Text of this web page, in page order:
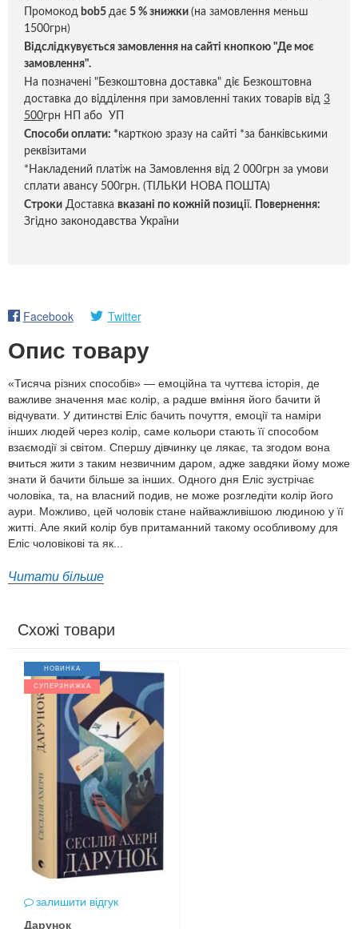
Промокод bob5 дає 5 % знижки (на замовлення меньш
1500грн)
Відслідкувується замовлення на сайті кнопкою "Де моє
замовлення".
На позначені "Безкоштовна доставка" діє Безкоштовна
доставка до відділення при замовленні таких товарів від 3
500грн НП або УП
Способи оплати: *карткою зразу на сайті *за банківськими
реквізитами
*Накладений платіж на Замовлення від 2 000грн за умови
сплати авансу 500грн. (ТІЛЬКИ НОВА ПОШТА)
Строки Доставка вказані по кожній позиції.
Повернення:
Згідно законодавства України
Facebook Twitter
Опис товару
«Тисяча різних способів» — емоційна та чуттєва історія, де
важливе значення має колір, а радше вміння його бачити й
відчувати. У дитинстві Еліс бачить почуття, емоції та наміри
інших людей через колір, саме кольори стають її способом
взаємодії зі світом. Спершу дівчинку це лякає, та згодом вона
вчиться жити з таким незвичним даром, адже завдяки йому може
знати й бачити більше за інших. Одного дня Еліс зустрічає
чоловіка, та, на власний подив, не може розгледіти колір його
аури. Можливо, цей чоловік стане найважливішою людиною у її
житті. Але який колір був притаманний такому особливому для
Еліс чоловікові та як...
Читати більше
Схожі товари
НОВИНКА
СУПЕРЗНИЖКА
залишити відгук
Дарунок